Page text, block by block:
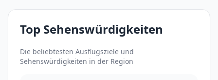
Top Sehenswürdigkeiten
Die beliebtesten Ausflugsziele und
Sehenswürdigkeiten in der Region